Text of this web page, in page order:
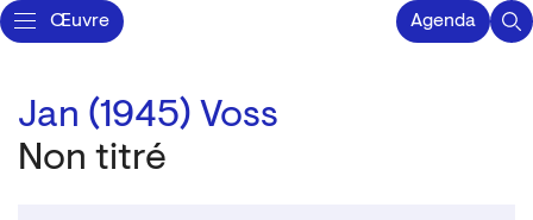
Œuvre Agenda
Jan (1945) Voss
Non titré